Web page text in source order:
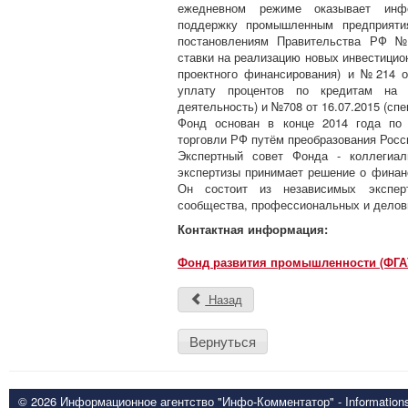
ежедневном режиме оказывает
поддержку промышленным
постановлениям Правительства РФ
ставки на реализацию новых
проектного финансирования) и №214
уплату процентов по кредитам на
деятельность) и №708 от 16.07.2015
Фонд основан в конце 2014 года по
торговли РФ путём преобразования
Экспертный совет Фонда -
экспертизы принимает решение о
Он состоит из независимых
сообщества, профессиональных и
Контактная информация:
Фонд развития промышленности
Назад
Вернуться
© 2026 Информационное агентство "Инфо-Комментатор" -